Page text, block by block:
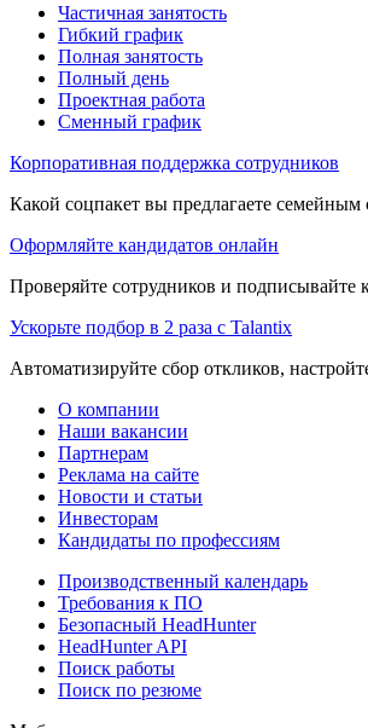
Частичная занятость
Гибкий график
Полная занятость
Полный день
Проектная работа
Сменный график
Корпоративная поддержка сотрудников
Какой соцпакет вы предлагаете семейным
Оформляйте кандидатов онлайн
Проверяйте сотрудников и подписывайте
Ускорьте подбор в 2 раза с Talantix
Автоматизируйте сбор откликов,
О компании
Наши вакансии
Партнерам
Реклама на сайте
Новости и статьи
Инвесторам
Кандидаты по профессиям
Производственный календарь
Требования к ПО
Безопасный HeadHunter
HeadHunter API
Поиск работы
Поиск по резюме